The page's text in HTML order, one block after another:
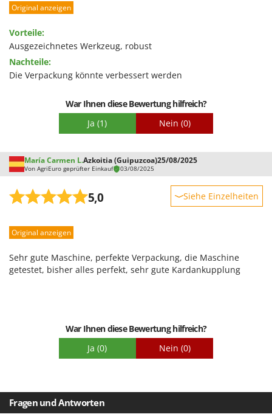
Worx
Y Yard Force
Z
Zanon
ZGrills
Zodiac
Zomax
Leistung
Qualität / Preis
Schwierigkeitsgrad Zusammenbau
Verpackung
Original anzeigen
Vorteile:
Ausgezeichnetes Werkzeug, robust
Nachteile:
Die Verpackung könnte verbessert werden
War Ihnen diese Bewertung hilfreich?
Ja (1) Nein (0)
María Carmen L.Azkoitia (Guipuzcoa)25/08/2025
Von AgriEuro geprüfter Einkauf 03/08/2025
5,0 Siehe Einzelheiten
Leistung
Qualität / Preis
Original anzeigen
Sehr gute Maschine, perfekte Verpackung, die Maschine
getestet, bisher alles perfekt, sehr gute Kardankupplung
War Ihnen diese Bewertung hilfreich?
Ja (0) Nein (0)
Fragen und Antworten